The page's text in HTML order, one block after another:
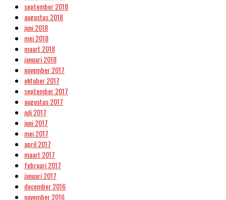
september 2018
augustus 2018
juni 2018
mei 2018
maart 2018
januari 2018
november 2017
oktober 2017
september 2017
augustus 2017
juli 2017
juni 2017
mei 2017
april 2017
maart 2017
februari 2017
januari 2017
december 2016
november 2016